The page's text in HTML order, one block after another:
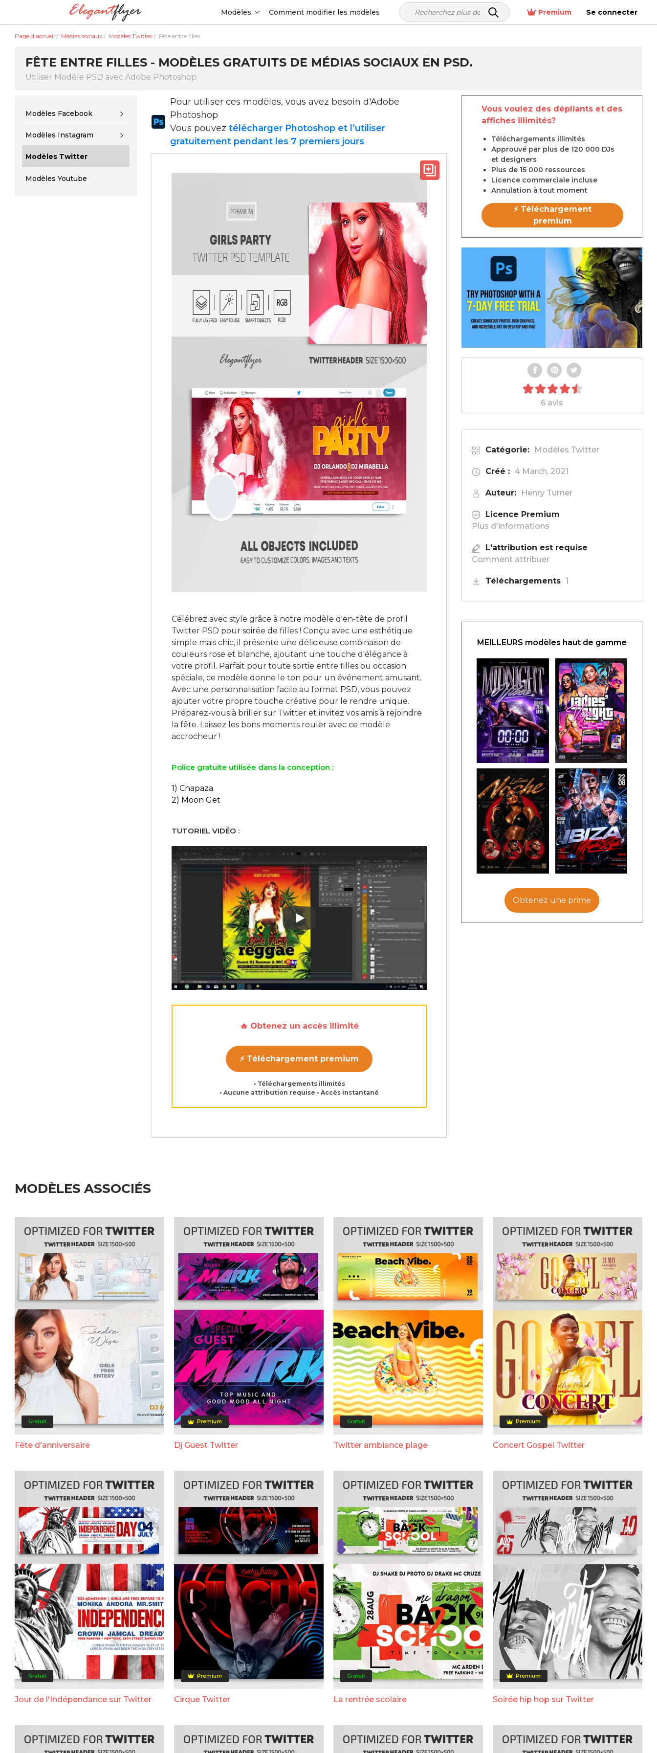
Modèles Comment modifier les modèles Premium Se connecter
Page d'accueil / Médias sociaux / Modèles Twitter / Fête entre filles
FÊTE ENTRE FILLES - MODÈLES GRATUITS DE MÉDIAS SOCIAUX EN PSD.
Utiliser Modèle PSD avec Adobe Photoshop
Modèles Facebook
Modèles Instagram
Modèles Twitter
Modèles Youtube
Pour utiliser ces modèles, vous avez besoin d'Adobe
Photoshop
Vous pouveztélécharger Photoshop et l’utiliser
gratuitement pendant les 7 premiers jours
Célébrez avec style grâce à notre modèle d'en-tête de profil
Twitter PSD pour soirée de filles ! Conçu avec une esthétique
simple mais chic, il présente une délicieuse combinaison de
couleurs rose et blanche, ajoutant une touche d'élégance à
votre profil. Parfait pour toute sortie entre filles ou occasion
spéciale, ce modèle donne le ton pour un événement amusant.
Avec une personnalisation facile au format PSD, vous pouvez
ajouter votre propre touche créative pour le rendre unique.
Préparez-vous à briller sur Twitter et invitez vos amis à rejoindre
la fête. Laissez les bons moments rouler avec ce modèle
Police gratuite utilisée dans la conception :
1) Chapaza
2) Moon Get
TUTORIEL VIDÉO :
Play: Keynote (Google I/O '18)
🔥 Obtenez un accès illimité
⚡ Téléchargement premium
• Téléchargements illimités
• Aucune attribution requise • Accès instantané
Vous voulez des dépliants et des
affiches illimités?
Téléchargements illimités
Approuvé par plus de 120 000 DJs
et designers
Plus de 15 000 ressources
Licence commerciale incluse
Annulation à tout moment
⚡ Téléchargement
premium
6 avis
Catégorie: Modèles Twitter
Créé : 4 March, 2021
Auteur: Henry Turner
Licence Premium
Plus d'informations
L'attribution est requise
Comment attribuer
Téléchargements 1
MEILLEURS modèles haut de gamme
Obtenez une prime
MODÈLES ASSOCIÉS
Gratuit
Fête d'anniversaire
Premium
Dj Guest Twitter
Gratuit
Twitter ambiance plage
Premium
Concert Gospel Twitter
Gratuit
Jour de l'Indépendance sur Twitter
Premium
Cirque Twitter
Gratuit
La rentrée scolaire
Premium
Soirée hip hop sur Twitter